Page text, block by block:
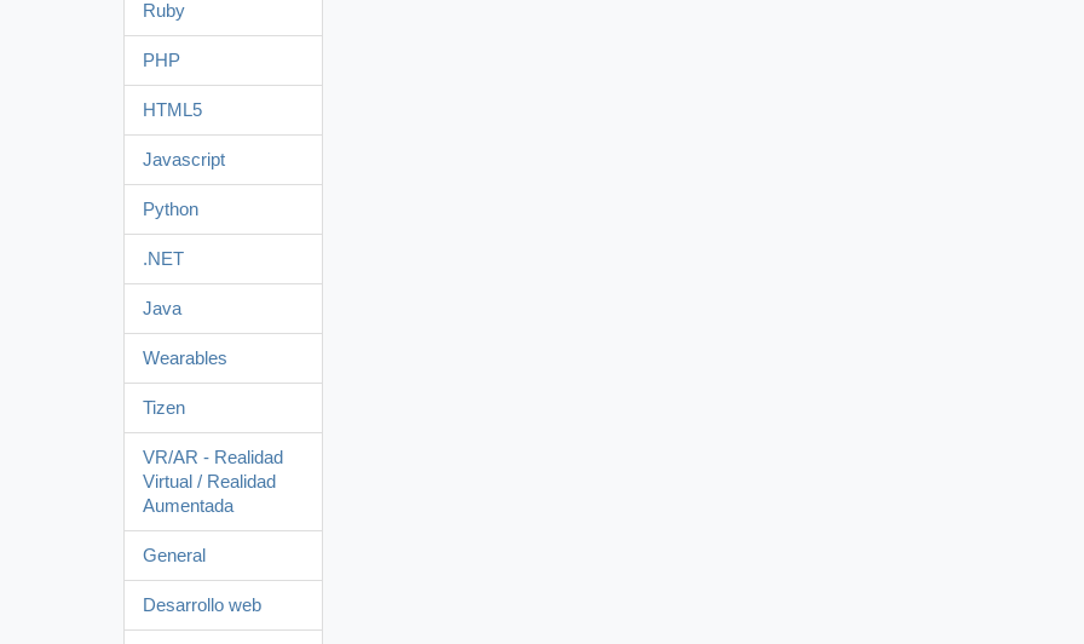
Ruby
PHP
HTML5
Javascript
Python
.NET
Java
Wearables
Tizen
VR/AR - Realidad
Virtual / Realidad
Aumentada
General
Desarrollo web